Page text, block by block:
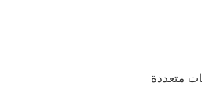
متعددة